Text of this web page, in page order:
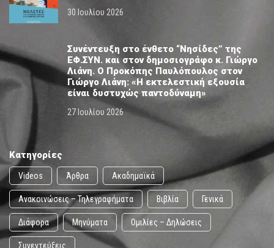
30 Ιουλίου 2026
Συνέντευξη στο ένθετο “Νησίδες” της
ΕΦ.ΣΥΝ. και στον δημοσιογράφο κ. Γιώργο
Λιάνη. Ο Προκόπης Παυλόπουλος στον
Γιώργο Λιάνη: «Η εκτελεστική εξουσία
είναι δυστυχώς παντοδύναμη»
27 Ιουλίου 2026
Κατηγορίες
Videos Άρθρα Ακαδημαϊκά
Ανακοινώσεις – Τηλεγραφήματα Βιβλία Γενικά
Διάφορα Μηνύματα Ομιλίες – Δηλώσεις
Συνεντεύξεις